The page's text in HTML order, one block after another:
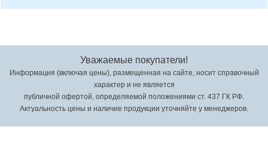
Уважаемые покупатели!
Информация (включая цены), размещенная на сайте, носит справочный
характер и не является
публичной офертой, определяемой положениями ст. 437 ГК РФ.
Актуальность цены и наличие продукции уточняйте у менеджеров.